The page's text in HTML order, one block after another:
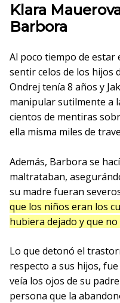
Klara
Barbora
Al poco tiempo de estar
sentir celos de los hijos
Ondrej tenía 8 años y
manipular sutilmente a
cientos de mentiras
ella misma miles de
Además, Barbora se
maltrataban,
su madre fueran
que los niños eran los
hubiera dejado y que
Lo que detonó el
respecto a sus hijos,
veía los ojos de su
persona que la